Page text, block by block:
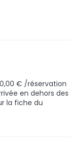
€ /réservation
en dehors des
la fiche du